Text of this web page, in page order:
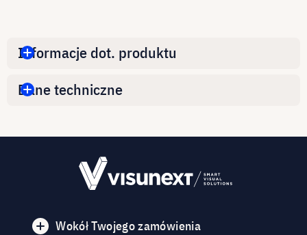
Informacje dot. produktu
Dane techniczne
Wokół Twojego zamówienia